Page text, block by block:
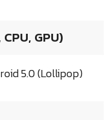
GPU)
5.0 (Lollipop)